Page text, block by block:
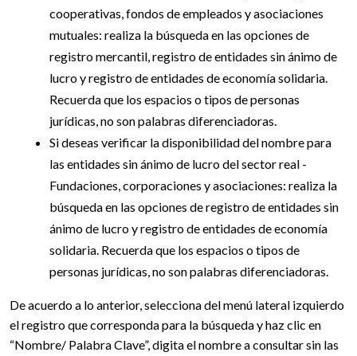
cooperativas, fondos de empleados y asociaciones
mutuales: realiza la búsqueda en las opciones de
registro mercantil, registro de entidades sin ánimo de
lucro y registro de entidades de economía solidaria.
Recuerda que los espacios o tipos de personas
jurídicas, no son palabras diferenciadoras.
Si deseas verificar la disponibilidad del nombre para
las entidades sin ánimo de lucro del sector real -
Fundaciones, corporaciones y asociaciones: realiza la
búsqueda en las opciones de registro de entidades sin
ánimo de lucro y registro de entidades de economía
solidaria. Recuerda que los espacios o tipos de
personas jurídicas, no son palabras diferenciadoras.
De acuerdo a lo anterior, selecciona del menú lateral izquierdo
el registro que corresponda para la búsqueda y haz clic en
“Nombre/ Palabra Clave”, digita el nombre a consultar sin las